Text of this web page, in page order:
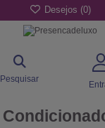
Desejos (0)
Pesquisar